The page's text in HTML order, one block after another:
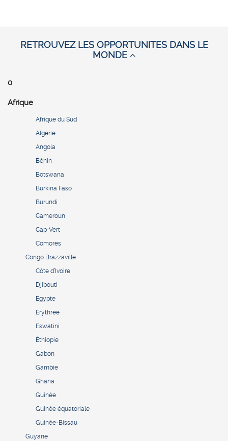
RETROUVEZ LES OPPORTUNITES DANS LE
MONDE
0
Afrique
Afrique du Sud
Algérie
Angola
Bénin
Botswana
Burkina Faso
Burundi
Cameroun
Cap-Vert
Comores
Congo Brazzaville
Côte d’Ivoire
Djibouti
Égypte
Érythrée
Eswatini
Éthiopie
Gabon
Gambie
Ghana
Guinée
Guinée équatoriale
Guinée-Bissau
Guyane